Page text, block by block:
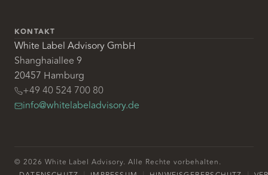
KONTAKT
White Label Advisory GmbH
Shanghaiallee 9
20457 Hamburg
+49 40 524 700 80
info@whitelabeladvisory.de
© 2026 White Label Advisory. Alle Rechte vorbehalten.